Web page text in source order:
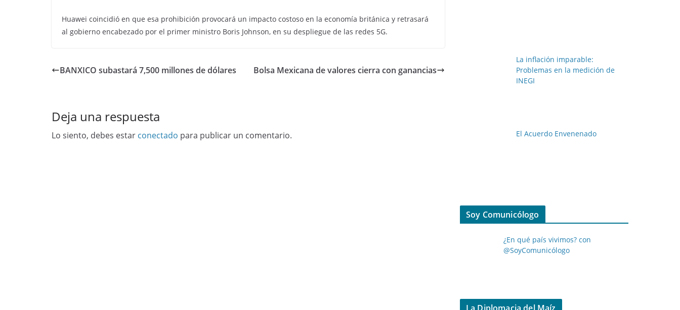
Huawei coincidió en que esa prohibición provocará un impacto costoso en la economía británica y retrasará
al gobierno encabezado por el primer ministro Boris Johnson, en su despliegue de las redes 5G.
BANXICO subastará 7,500 millones de dólares Bolsa Mexicana de valores cierra con ganancias
Deja una respuesta
Lo siento, debes estar conectado para publicar un comentario.
La inflación imparable:
Problemas en la medición de
INEGI
El Acuerdo Envenenado
Soy Comunicólogo
¿En qué país vivimos? con
@SoyComunicólogo